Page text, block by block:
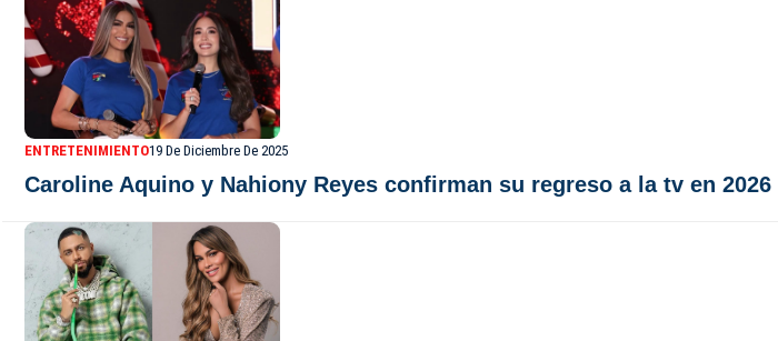
ENTRETENIMIENTO19 De Diciembre De 2025
Caroline Aquino y Nahiony Reyes confirman su regreso a la tv en 2026